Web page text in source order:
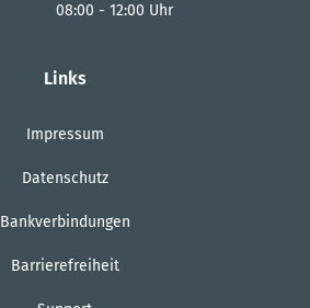
08:00 - 12:00 Uhr
Links
Impressum
Datenschutz
Bankverbindungen
Barrierefreiheit